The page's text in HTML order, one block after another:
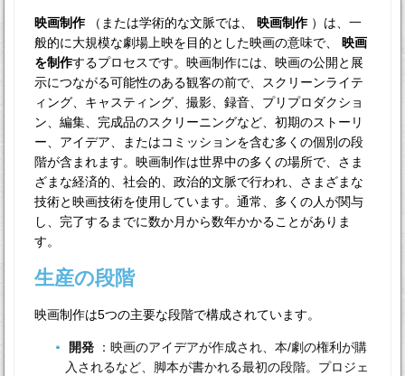
映画制作（または学術的な文脈では、映画制作）は、一
般的に大規模な劇場上映を目的とした映画の意味で、映画
を制作するプロセスです。映画制作には、映画の公開と展
示につながる可能性のある観客の前で、スクリーンライテ
ィング、キャスティング、撮影、録音、プリプロダクショ
ン、編集、完成品のスクリーニングなど、初期のストーリ
ー、アイデア、またはコミッションを含む多くの個別の段
階が含まれます。映画制作は世界中の多くの場所で、さま
ざまな経済的、社会的、政治的文脈で行われ、さまざまな
技術と映画技術を使用しています。通常、多くの人が関与
し、完了するまでに数か月から数年かかることがありま
す。
生産の段階
映画制作は5つの主要な段階で構成されています。
開発 ：映画のアイデアが作成され、本/劇の権利が購
入されるなど、脚本が書かれる最初の段階。プロジェ